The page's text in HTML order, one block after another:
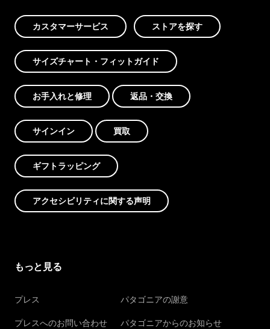
カスタマーサービス ストアを探す
サイズチャート・フィットガイド
お手入れと修理 返品・交換
サインイン 買取
ギフトラッピング
アクセシビリティに関する声明
もっと見る
プレス
プレスへのお問い合わせ
パタゴニアの謝意
パタゴニアからのお知らせ